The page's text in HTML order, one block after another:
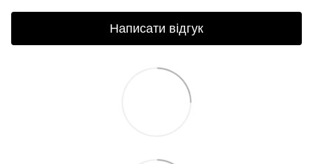
Написати відгук